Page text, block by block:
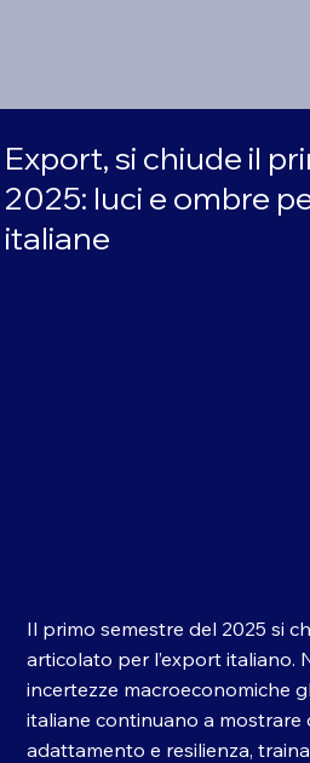
Export, si chiude il
2025: luci e ombre
italiane
Il primo semestre del 2025 si
articolato per l’export italiano.
incertezze macroeconomiche
italiane continuano a mostrare
adattamento e resilienza,